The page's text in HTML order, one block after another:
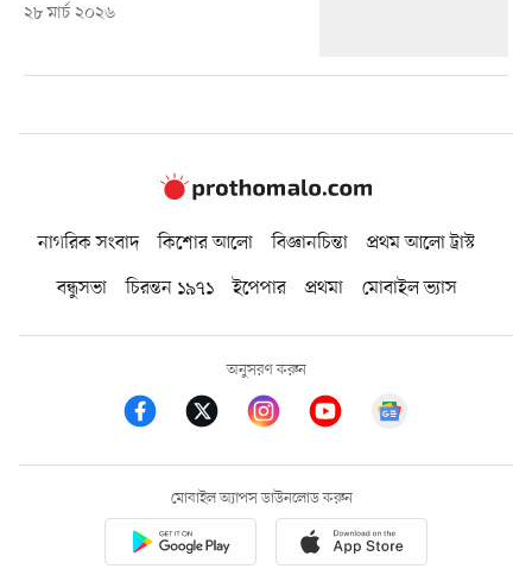
২৮ মার্চ ২০২৬
নাগরিক সংবাদ কিশোর আলো বিজ্ঞানচিন্তা
প্রথম আলো ট্রাস্ট
বন্ধুসভা
চিরন্তন ১৯৭১ ইপেপার প্রথমা মোবাইল ভ্যাস
অনুসরণ করুন
মোবাইল অ্যাপস ডাউনলোড করুন